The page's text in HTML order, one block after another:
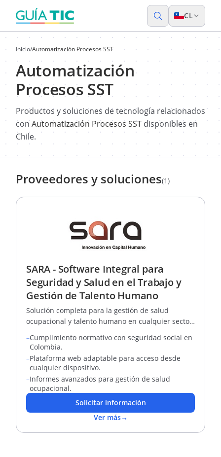
CL
Inicio/Automatización Procesos SST
Automatización
Procesos SST
Productos y soluciones de tecnología relacionados
conAutomatización Procesos SST disponibles en
Chile.
Proveedores y soluciones(1)
SARA - Software Integral para
Seguridad y Salud en el Trabajo y
Gestión de Talento Humano
Solución completa para la gestión de salud
ocupacional y talento humano en cualquier sector
–Cumplimiento normativo con seguridad social en
Colombia.
–Plataforma web adaptable para acceso desde
cualquier dispositivo.
–Informes avanzados para gestión de salud
ocupacional.
Solicitar información
Ver más→